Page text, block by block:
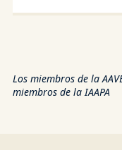
Los miembros de la
miembros de la IAAPA